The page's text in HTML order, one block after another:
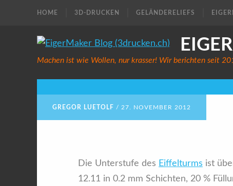
HOME 3D-DRUCKEN GELÄNDERELIEFS
Machen ist wie Wollen, nur krasser! Wir berichten seit
Eiffelturm in zwei
GREGOR LUETOLF / 27. NOVEMBER 2012
Die Unterstufe des Eiffelturms ist
12.11 in 0.2 mm Schichten, 20 %